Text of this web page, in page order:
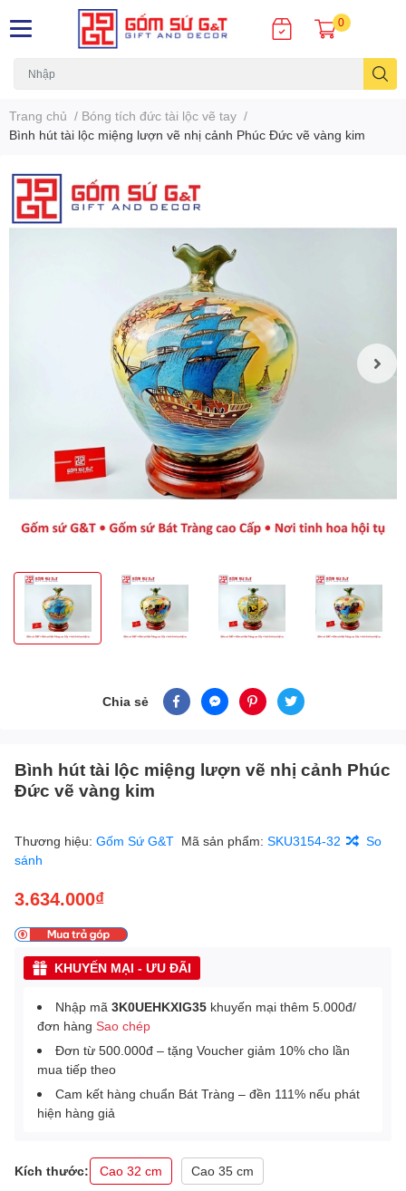
0
Trang chủ / Bóng tích đức tài lộc vẽ tay /
Bình hút tài lộc miệng lượn vẽ nhị cảnh Phúc Đức vẽ vàng kim
Chia sẻ
Bình hút tài lộc miệng lượn vẽ nhị cảnh Phúc
Đức vẽ vàng kim
Thương hiệu: Gốm Sứ G&T Mã sản phẩm: SKU3154-32
So
sánh
3.634.000₫
KHUYẾN MẠI - ƯU ĐÃI
Nhập mã 3K0UEHKXIG35 khuyến mại thêm 5.000đ/
đơn hàng Sao chép
Đơn từ 500.000đ – tặng Voucher giảm 10% cho lần
mua tiếp theo
Cam kết hàng chuẩn Bát Tràng – đền 111% nếu phát
hiện hàng giả
Kích thước: Cao 32 cm Cao 35 cm